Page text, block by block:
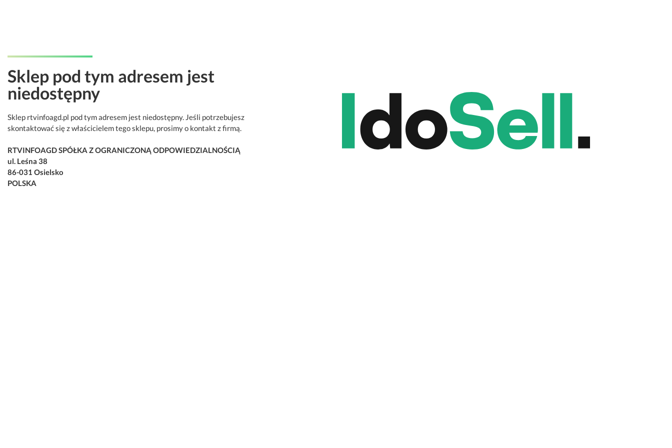
Sklep pod tym adresem jest
niedostępny
Sklep rtvinfoagd.pl pod tym adresem jest niedostępny. Jeśli potrzebujesz
skontaktować się z właścicielem tego sklepu, prosimy o kontakt z firmą.
RTVINFOAGD SPÓŁKA Z OGRANICZONĄ ODPOWIEDZIALNOŚCIĄ
ul. Leśna 38
86-031 Osielsko
POLSKA